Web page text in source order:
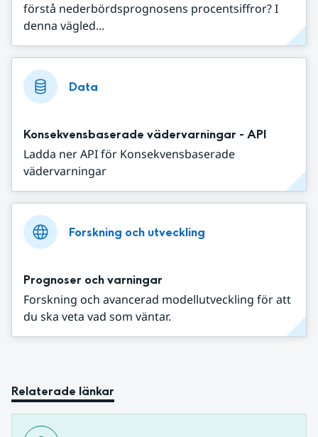
förstå nederbördsprognosens procentsiffror? I
denna vägled...
Data
Konsekvensbaserade vädervarningar - API
Ladda ner API för Konsekvensbaserade
vädervarningar
Forskning och utveckling
Prognoser och varningar
Forskning och avancerad modellutveckling för att
du ska veta vad som väntar.
Relaterade länkar